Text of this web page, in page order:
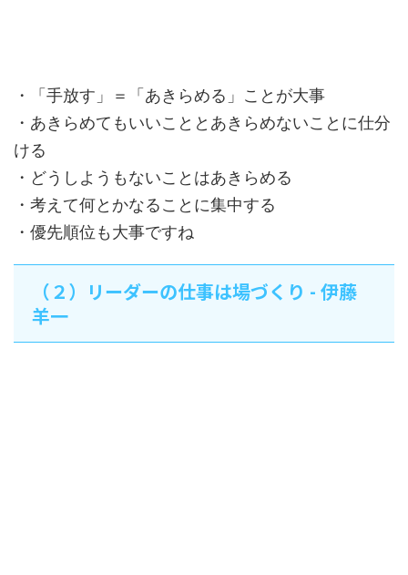
・「手放す」＝「あきらめる」ことが大事
・あきらめてもいいこととあきらめないことに仕分
ける
・どうしようもないことはあきらめる
・考えて何とかなることに集中する
・優先順位も大事ですね
（２）リーダーの仕事は場づくり - 伊藤
羊一